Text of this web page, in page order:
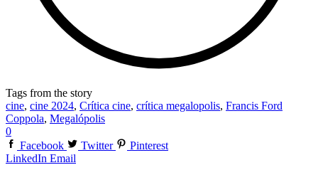
Tags from the story
cine, cine 2024, Crítica cine, crítica megalopolis, Francis Ford
Coppola, Megalópolis
0
Facebook
Twitter
Pinterest
LinkedIn Email